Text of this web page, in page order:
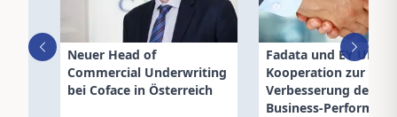
Neuer Head of
Commercial Underwriting
bei Coface in Österreich
Fadata und EY UK:
Kooperation zur
Verbesserung der
Business-